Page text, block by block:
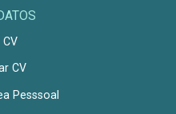
CV
CV
Pesssoal